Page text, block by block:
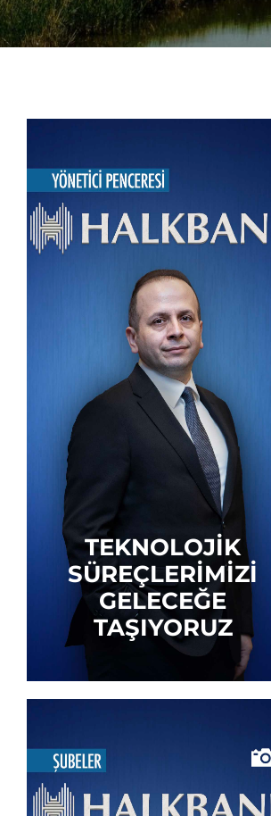
TEKNOLOJIK
SÜREÇLERIMIZI
GELECEĞE
TAŞIYORUZ